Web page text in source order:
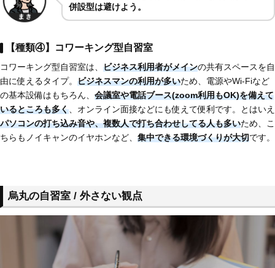
併設型は避けよう。
【種類④】コワーキング型自習室
コワーキング型自習室は、 ビジネス利用者がメインの共有スペースを自
由に使えるタイプ。 ビジネスマンの利用が多いため、電源やWi-Fiなど
の基本設備はもちろん、 会議室や電話ブース(zoom利用もOK)を備えて
いるところも多く、オンライン面接などにも使えて便利です。とはいえ
パソコンの打ち込み音や、複数人で打ち合わせしてる人も多いため、こ
ちらもノイキャンのイヤホンなど、 集中できる環境づくりが大切です。
烏丸の自習室 / 外さない観点